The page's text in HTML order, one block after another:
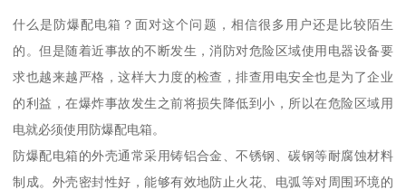
什么是防爆配电箱？面对这个问题，相信很多用户还是比较陌生
的。但是随着近事故的不断发生，消防对危险区域使用电器设备要
求也越来越严格，这样大力度的检查，排查用电安全也是为了企业
的利益，在爆炸事故发生之前将损失降低到小，所以在危险区域用
电就必须使用防爆配电箱。
防爆配电箱的外壳通常采用铸铝合金、不锈钢、碳钢等耐腐蚀材料
制成。外壳密封性好，能够有效地防止火花、电弧等对周围环境的